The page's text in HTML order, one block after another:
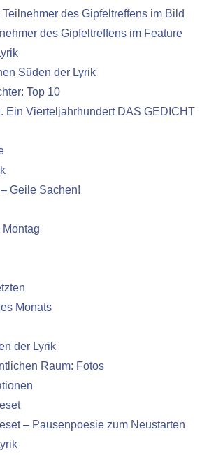
des Gipfeltreffens im Bild
des Gipfeltreffens im Feature
Süden der Lyrik
Top 10
Ein Vierteljahrhundert DAS GEDICHT
Geile Sachen!
Montag
Monats
der Lyrik
Raum: Fotos
– Pausenpoesie zum Neustarten